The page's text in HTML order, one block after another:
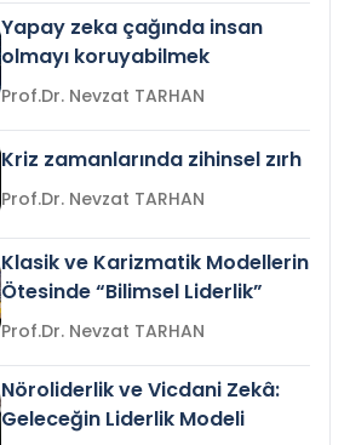
Yapay zeka çağında insan
olmayı koruyabilmek
Prof.Dr. Nevzat TARHAN
Kriz zamanlarında zihinsel zırh
Prof.Dr. Nevzat TARHAN
Klasik ve Karizmatik Modellerin
Ötesinde “Bilimsel Liderlik”
Prof.Dr. Nevzat TARHAN
Nöroliderlik ve Vicdani Zekâ:
Geleceğin Liderlik Modeli